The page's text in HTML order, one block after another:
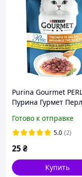
Purina Gourmet
Пурина Гурмет
соусе с курицей, 85
Готово к отправке
5.0 (2)
25₴
Купить